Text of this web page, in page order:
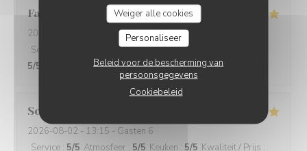
Weiger alle cookies
Personaliseer
Beleid voor de bescherming van
persoonsgegevens
Cookiebeleid
Famille
2026-08-02
- 12:15 - Gasten 5
Service
Atmosfeer:5/5 Keuken:5
5/5
Sophie
2026-08-02 - 13:15 - Gasten 6
Service : 5/5 Atmosfeer : 5/5 Keuken : 5/5 Kwaliteit / Prijs :